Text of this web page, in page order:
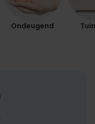
Ondeugend